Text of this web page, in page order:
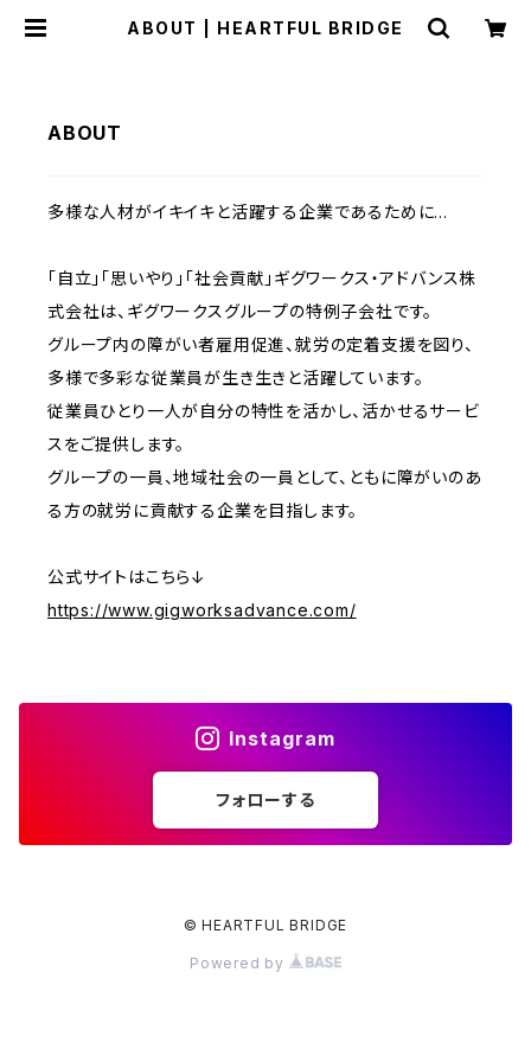
ABOUT | HEARTFUL BRIDGE
ABOUT
多様な人材がイキイキと活躍する企業であるために…
​「自立」「思いやり」「社会貢献」ギグワークス・アドバンス株
式会社は、ギグワークスグループの特例子会社です。
グループ内の障がい者雇用促進、就労の定着支援を図り、
多様で多彩な従業員が生き生きと活躍しています。
従業員ひとり一人が自分の特性を活かし、活かせるサービ
スをご提供します。
グループの一員、地域社会の一員として、ともに障がいのあ
る方の就労に貢献する企業を目指します。
公式サイトはこちら↓
https://www.gigworksadvance.com/
Instagram
フォローする
© HEARTFUL BRIDGE
Powered by